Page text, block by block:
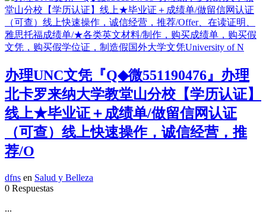
办理UNC文凭『Q◆微551190476』办理
北卡罗来纳大学教堂山分校【学历认证】
线上★毕业证＋成绩单/做留信网认证
（可查）线上快速操作，诚信经营，推
荐/O
dfns en Salud y Belleza
0 Respuestas
...